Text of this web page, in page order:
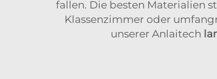
fallen. Die besten Materialien
Klassenzimmer oder
unserer Anlaitech